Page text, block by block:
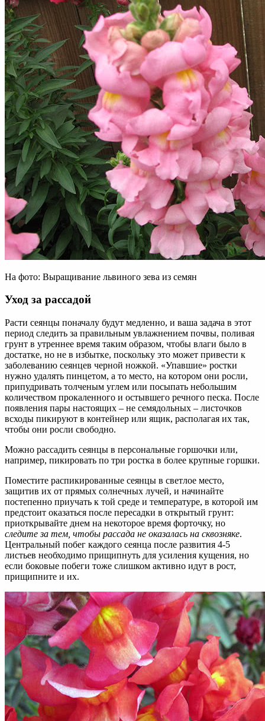
На фото: Выращивание львиного зева из семян
Уход за рассадой
Расти сеянцы поначалу будут медленно, и ваша задача в этот
период следить за правильным увлажнением почвы, поливая
грунт в утреннее время таким образом, чтобы влаги было в
достатке, но не в избытке, поскольку это может привести к
заболеванию сеянцев черной ножкой. «Упавшие» ростки
нужно удалять пинцетом, а то место, на котором они росли,
припудривать толченым углем или посыпать небольшим
количеством прокаленного и остывшего речного песка. После
появления пары настоящих – не семядольных – листочков
всходы пикируют в контейнер или ящик, располагая их так,
чтобы они росли свободно.
Можно рассадить сеянцы в персональные горшочки или,
например, пикировать по три ростка в более крупные горшки.
Поместите распикированные сеянцы в светлое место,
защитив их от прямых солнечных лучей, и начинайте
постепенно приучать к той среде и температуре, в которой им
предстоит оказаться после пересадки в открытый грунт:
приоткрывайте днем на некоторое время форточку, но
следите за тем, чтобы рассада не оказалась на сквозняке.
Центральный побег каждого сеянца после развития 4-5
листьев необходимо прищипнуть для усиления кущения, но
если боковые побеги тоже слишком активно идут в рост,
прищипните и их.